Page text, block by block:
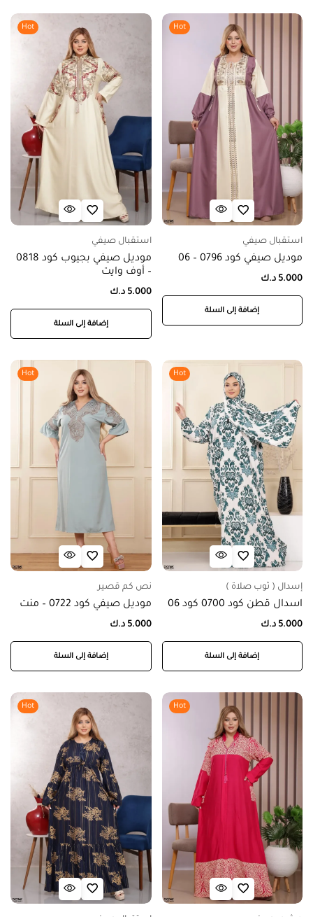
Hot
استقبال صيفي
موديل صيفي كود 0796 – 06
5.000 د.ك
إضافة إلى السلة
Hot
استقبال صيفي
موديل صيفي بجيوب كود 0818
– أوف وايت
5.000 د.ك
إضافة إلى السلة
Hot
إسدال ( ثوب صلاة )
اسدال قطن كود 0700 كود 06
5.000 د.ك
إضافة إلى السلة
Hot
نص كم قصير
موديل صيفي كود 0722 – منت
5.000 د.ك
إضافة إلى السلة
Hot
Hot